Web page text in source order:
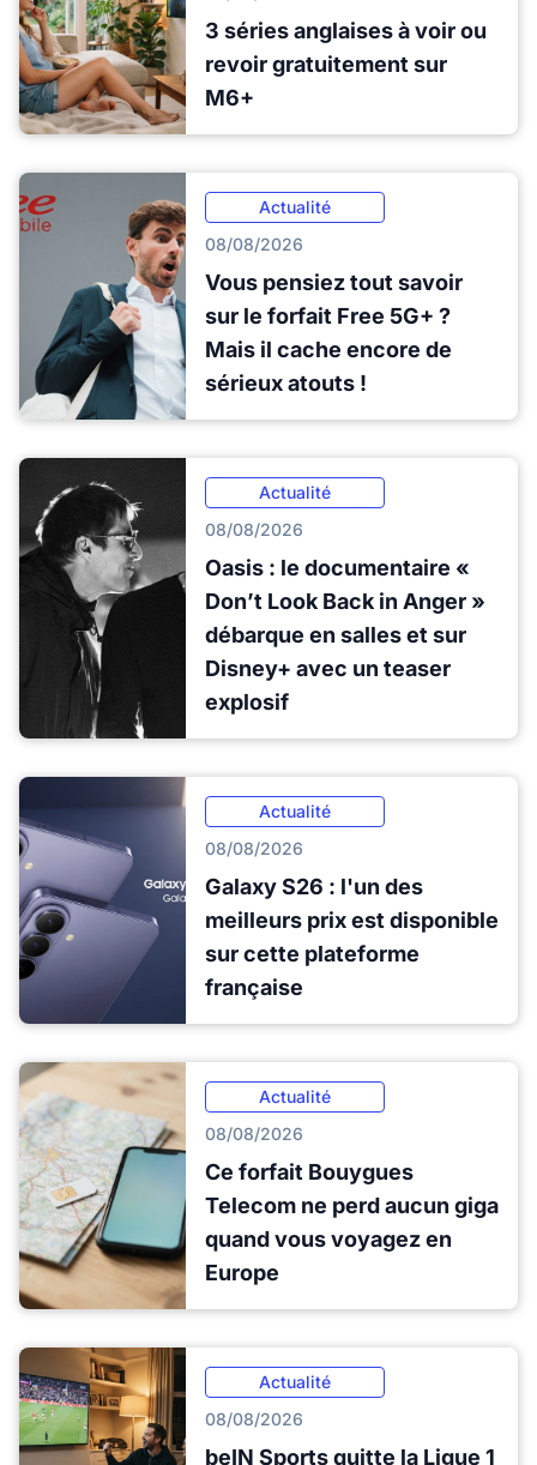
3 séries anglaises à voir ou
revoir gratuitement sur
M6+
Actualité
08/08/2026
Vous pensiez tout savoir
sur le forfait Free 5G+ ?
Mais il cache encore de
sérieux atouts !
Actualité
08/08/2026
Oasis : le documentaire «
Don’t Look Back in Anger »
débarque en salles et sur
Disney+ avec un teaser
explosif
Actualité
08/08/2026
Galaxy S26 : l'un des
meilleurs prix est disponible
sur cette plateforme
française
Actualité
08/08/2026
Ce forfait Bouygues
Telecom ne perd aucun giga
quand vous voyagez en
Europe
Actualité
08/08/2026
beIN Sports quitte la Ligue 1